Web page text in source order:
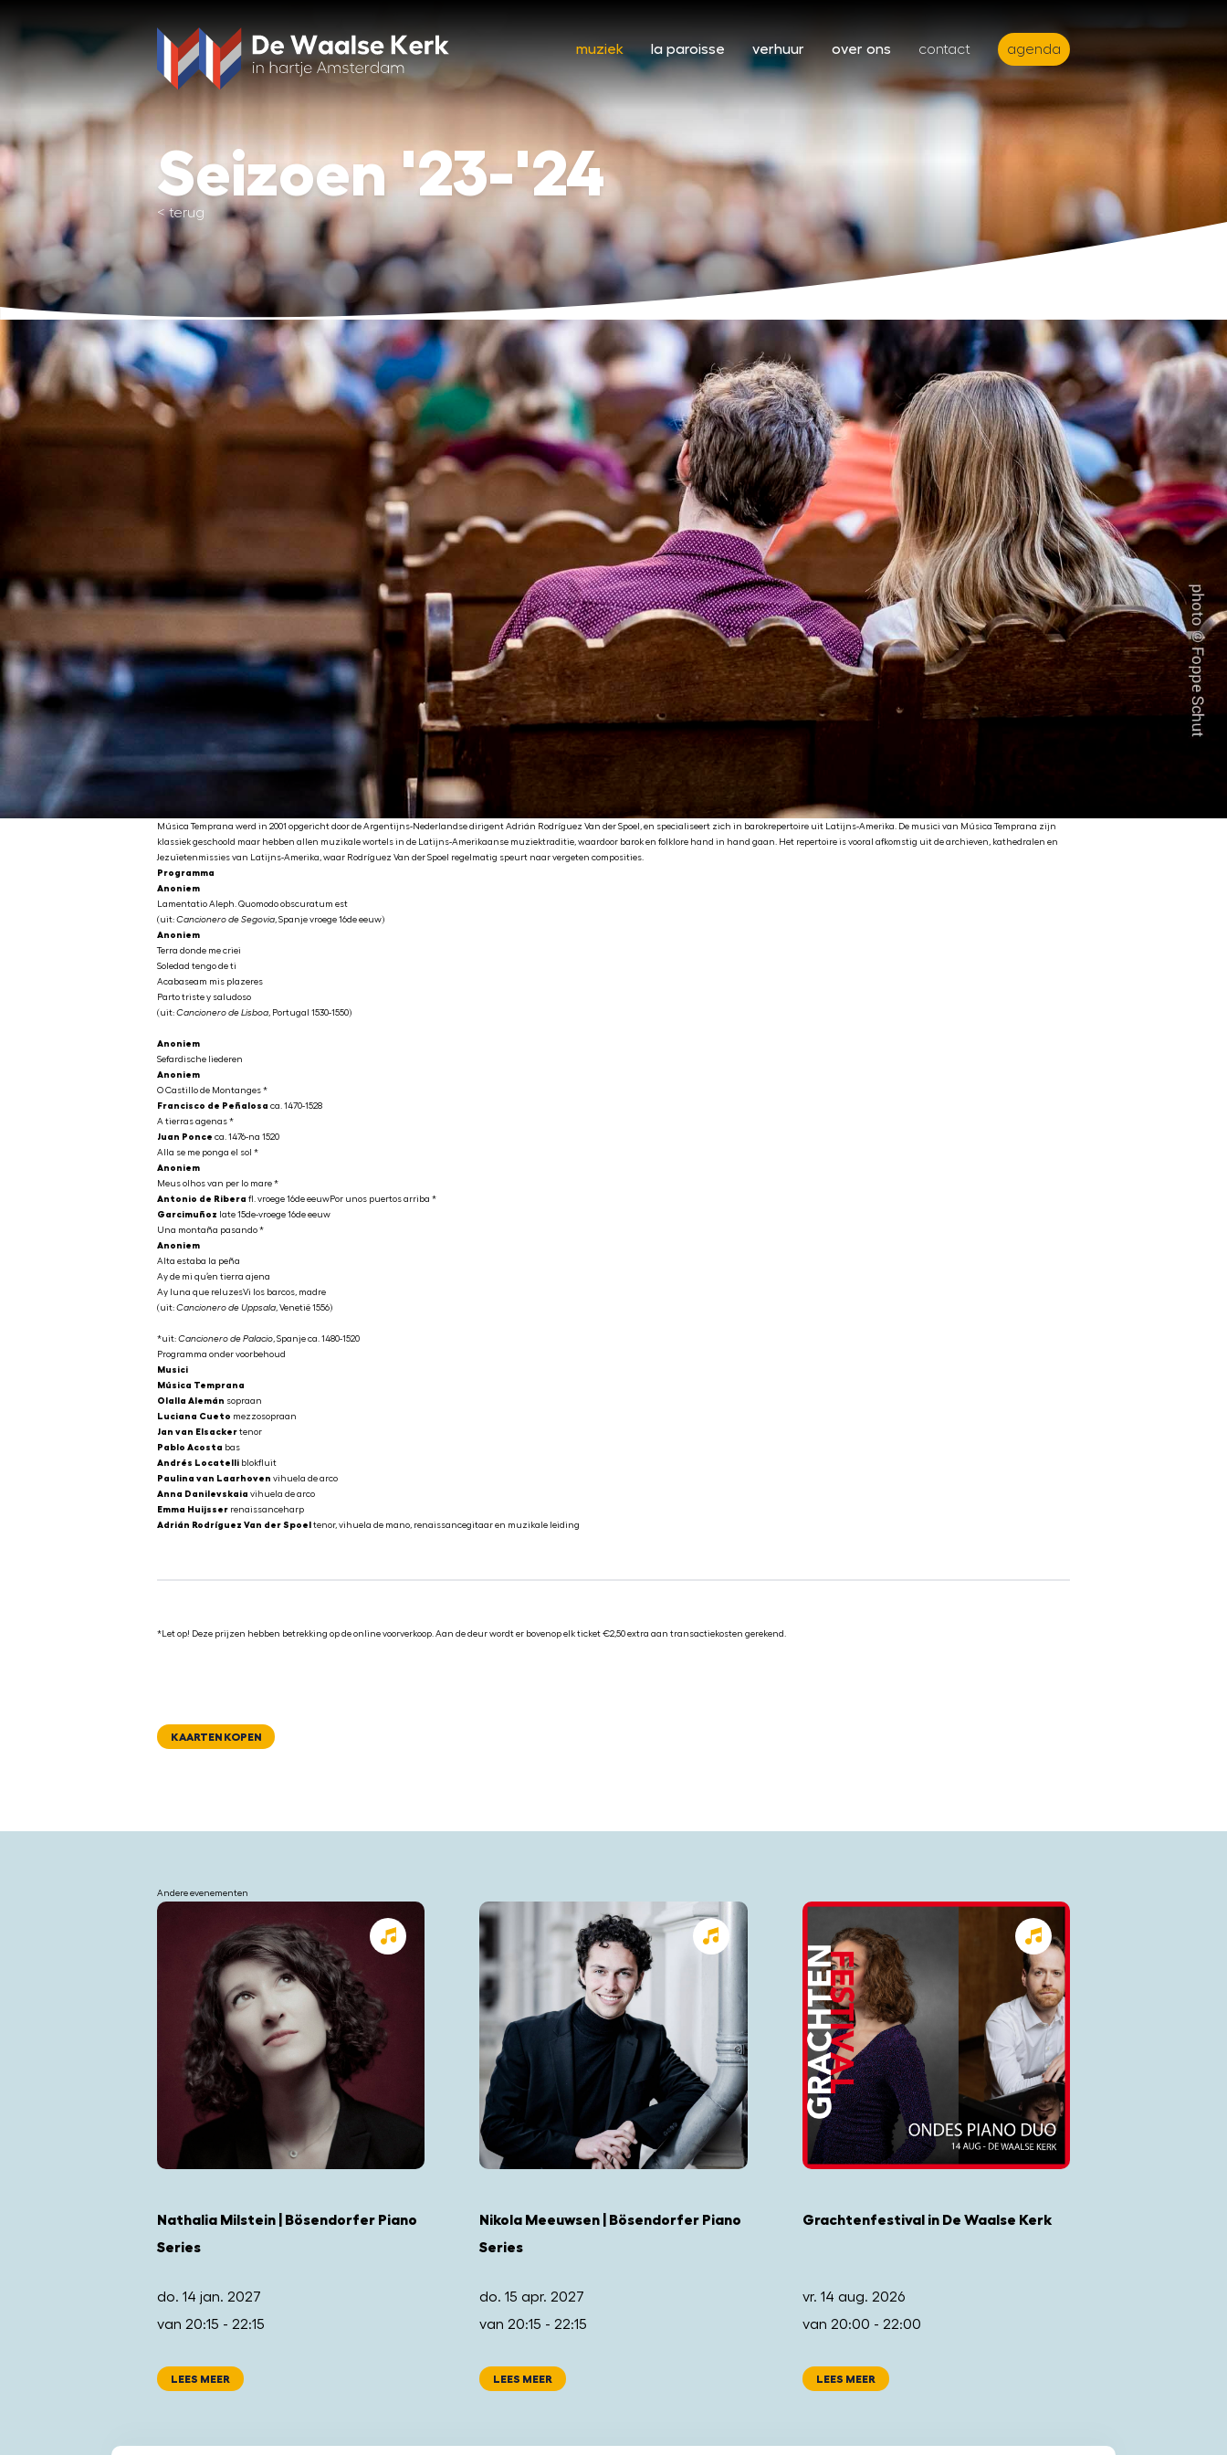
muziek la paroisse verhuur over ons contact agenda
Seizoen '23-'24
<terug
< Terug naar de muziek agenda
OOM: Música Temprana/ Adrián Rodríguez/ Van der Spoel
In Terra Aliena
Datum:ma. 22 apr. 2024
Tijd:20:00
Regulier*:€29,00,-
T/M 30, CJP, Student:€10,00,-
KAARTEN KOPEN
Wie wordt verbannen, verliest in één klap alles wat vertrouwd en geliefd is. Wie tevergeefs aanklopt bij een gesloten hart, overkomt hetzelfde: een eenzame tocht van alles naar
niets. Het zijn maar enkele onderwerpen van de liederen opgetekend in het illustere
Cancionero de Palacio
Encina, Francisco de Peñalosa en Gabriel Mena een juweel van een voorstelling rond de vervreemding en broosheid van het leven ‘in den vreemde’.
Música Temprana werd in 2001 opgericht door de Argentijns-Nederlandse dirigent Adrián Rodríguez Van der Spoel, en specialiseert zich in barokrepertoire uit Latijns-Amerika. De musici van Música Temprana zijn
klassiek geschoold maar hebben allen muzikale wortels in de Latijns-Amerikaanse muziektraditie, waardoor barok en folklore hand in hand gaan. Het repertoire is vooral afkomstig uit de archieven, kathedralen en
Jezuïetenmissies van Latijns-Amerika, waar Rodríguez Van der Spoel regelmatig speurt naar vergeten composities.
Programma
Anoniem
Lamentatio Aleph. Quomodo obscuratum est
(uit: Cancionero de Segovia, Spanje vroege 16de eeuw)
Anoniem
Terra donde me criei
Soledad tengo de ti
Acabaseam mis plazeres
Parto triste y saludoso
(uit: Cancionero de Lisboa, Portugal 1530-1550)
Anoniem
Sefardische liederen
Anoniem
O Castillo de Montanges *
Francisco de Peñalosa ca. 1470-1528
A tierras agenas *
Juan Ponce ca. 1476-na 1520
Alla se me ponga el sol *
Anoniem
Meus olhos van per lo mare *
Antonio de Ribera fl. vroege 16de eeuwPor unos puertos arriba *
Garcimuñoz late 15de-vroege 16de eeuw
Una montaña pasando *
Anoniem
Alta estaba la peña
Ay de mi qu’en tierra ajena
Ay luna que reluzesVi los barcos, madre
(uit: Cancionero de Uppsala, Venetië 1556)
*uit: Cancionero de Palacio, Spanje ca. 1480-1520
Programma onder voorbehoud
Musici
Música Temprana
Olalla Alemán sopraan
Luciana Cueto mezzosopraan
Jan van Elsacker tenor
Pablo Acosta bas
Andrés Locatelli blokfluit
Paulina van Laarhoven vihuela de arco
Anna Danilevskaia vihuela de arco
Emma Huijsser renaissanceharp
Adrián Rodríguez Van der Spoel tenor, vihuela de mano, renaissancegitaar en muzikale leiding
*Let op! Deze prijzen hebben betrekking op de online voorverkoop. Aan de deur wordt er bovenop elk ticket €2,50 extra aan transactiekosten gerekend.
KAARTEN KOPEN
Andere evenementen
Nathalia Milstein | Bösendorfer Piano
Series
do. 14 jan. 2027
van 20:15 - 22:15
LEES MEER
Nikola Meeuwsen | Bösendorfer Piano
Series
do. 15 apr. 2027
van 20:15 - 22:15
LEES MEER
Grachtenfestival in De Waalse Kerk
vr. 14 aug. 2026
van 20:00 - 22:00
LEES MEER